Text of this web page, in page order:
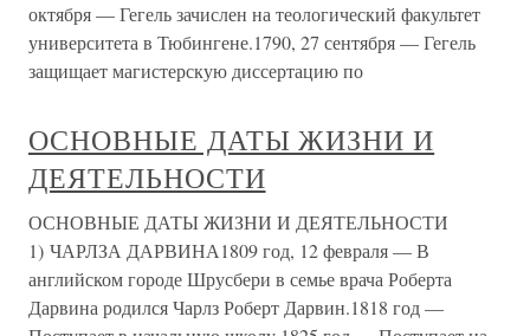
октября — Гегель зачислен на теологический факультет
университета в Тюбингене.1790, 27 сентября — Гегель
защищает магистерскую диссертацию по
ОСНОВНЫЕ ДАТЫ ЖИЗНИ И
ДЕЯТЕЛЬНОСТИ
ОСНОВНЫЕ ДАТЫ ЖИЗНИ И ДЕЯТЕЛЬНОСТИ
1) ЧАРЛЗА ДАРВИНА1809 год, 12 февраля — В
английском городе Шрусбери в семье врача Роберта
Дарвина родился Чарлз Роберт Дарвин.1818 год —